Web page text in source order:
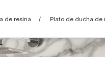
de resina Plato de ducha de